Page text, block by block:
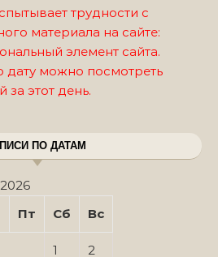
трудности с
материала на сайте:
элемент сайта.
дату можно посмотреть
за этот день.
ПО ДАТАМ
Пт Сб Вс
1 2